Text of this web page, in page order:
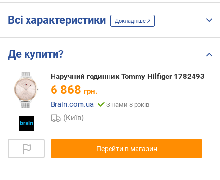
Всі характеристики Докладніше
Де купити?
Наручний годинник Tommy Hilfiger 1782493
6 868 грн.
Brain.com.ua
З нами 8 років
(Київ)
Перейти в магазин